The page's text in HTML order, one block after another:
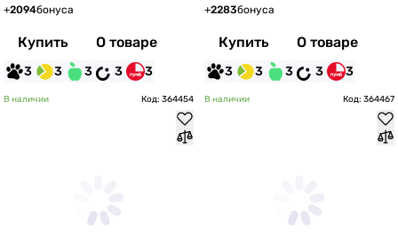
+2094бонуса
Купить О товаре
3 3 3 3 3
+2283бонуса
Купить О товаре
3 3 3 3 3
В наличии Код: 364454 В наличии Код: 364467